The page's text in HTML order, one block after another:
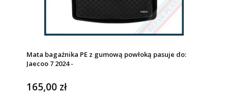
Mata bagażnika PE z gumową powłoką pasuje do:
Jaecoo 7 2024 -
165,00 zł